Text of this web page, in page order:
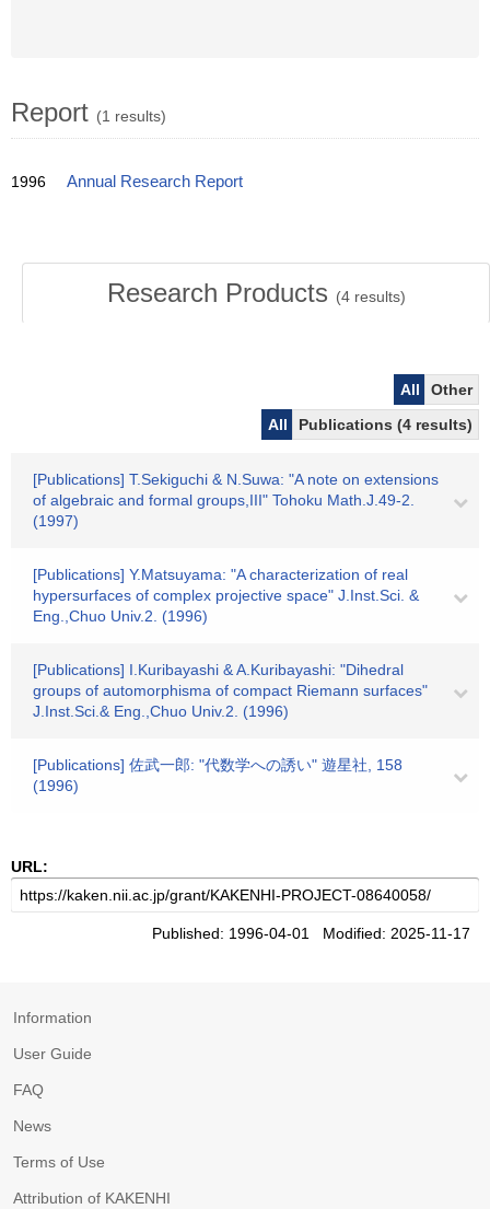
Report (1 results)
1996 Annual Research Report
Research Products (4results)
All
Other
All
Publications (4 results)
[Publications] T.Sekiguchi & N.Suwa: "A note on extensions
of algebraic and formal groups,III" Tohoku Math.J.49-2.
(1997)
[Publications] Y.Matsuyama: "A characterization of real
hypersurfaces of complex projective space" J.Inst.Sci. &
Eng.,Chuo Univ.2. (1996)
[Publications] I.Kuribayashi & A.Kuribayashi: "Dihedral
groups of automorphisma of compact Riemann surfaces"
J.Inst.Sci.& Eng.,Chuo Univ.2. (1996)
[Publications] 佐武一郎: "代数学への誘い" 遊星社, 158
(1996)
URL:
Published: 1996-04-01 Modified: 2025-11-17
Information
User Guide
FAQ
News
Terms of Use
Attribution of KAKENHI